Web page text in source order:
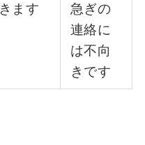
きます
急ぎの
連絡に
は不向
きです